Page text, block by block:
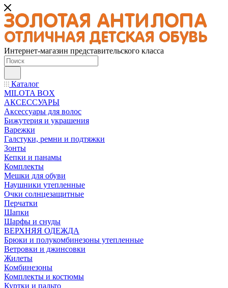
Интернет-магазин представительского класса
Каталог
MILOTA BOX
АКСЕССУАРЫ
Аксессуары для волос
Бижутерия и украшения
Варежки
Галстуки, ремни и подтяжки
Зонты
Кепки и панамы
Комплекты
Мешки для обуви
Наушники утепленные
Очки солнцезащитные
Перчатки
Шапки
Шарфы и снуды
ВЕРХНЯЯ ОДЕЖДА
Брюки и полукомбинезоны утепленные
Ветровки и джинсовки
Жилеты
Комбинезоны
Комплекты и костюмы
Куртки и пальто